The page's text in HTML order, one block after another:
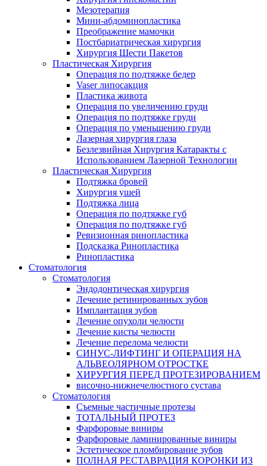
Мезотерапия
Мини-абдоминопластика
Преображение мамочки
Постбариатрическая хирургия
Хирургия Шести Пакетов
Пластическая Хирургия
Операция по подтяжке бедер
Vaser липосакция
Пластика живота
Операция по увеличению груди
Операция по подтяжке груди
Операция по уменьшению груди
Лазерная хирургия глаза
Безлезвийная Хирургия Катаракты с
Использованием Лазерной Технологии
Пластическая Хирургия
Подтяжка бровей
Хирургия ушей
Подтяжка лица
Операция по подтяжке губ
Операция по подтяжке губ
Ревизионная ринопластика
Подсказка Ринопластика
Ринопластика
Стоматология
Стоматология
Эндодонтическая хирургия
Лечение ретинированных зубов
Имплантация зубов
Лечение опухоли челюсти
Лечение кисты челюсти
Лечение перелома челюсти
СИНУС-ЛИФТИНГ И ОПЕРАЦИЯ НА
АЛЬВЕОЛЯРНОМ ОТРОСТКЕ
ХИРУРГИЯ ПЕРЕД ПРОТЕЗИРОВАНИЕМ
височно-нижнечелюстного сустава
Стоматология
Съемные частичные протезы
ТОТАЛЬНЫЙ ПРОТЕЗ
Фарфоровые виниры
Фарфоровые ламинированные виниры
Эстетическое пломбирование зубов
ПОЛНАЯ РЕСТАВРАЦИЯ КОРОНКИ ИЗ